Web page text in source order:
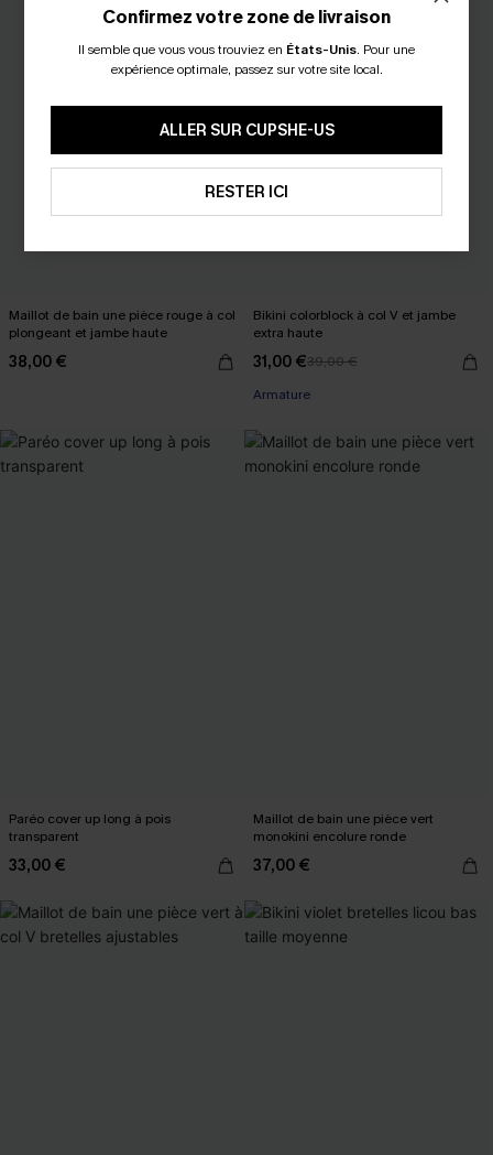
Maillot de bain une pièce rouge à col
plongeant et jambe haute
38,00 €
Bikini colorblock à col V et jambe
extra haute
31,00 €39,00 €
Armature
Paréo cover up long à pois
transparent
33,00 €
Maillot de bain une pièce vert
monokini encolure ronde
37,00 €
Confirmez votre zone de livraison
Il semble que vous vous trouviez en États-Unis. Pour une
expérience optimale, passez sur votre site local.
ALLER SUR CUPSHE-US
RESTER ICI